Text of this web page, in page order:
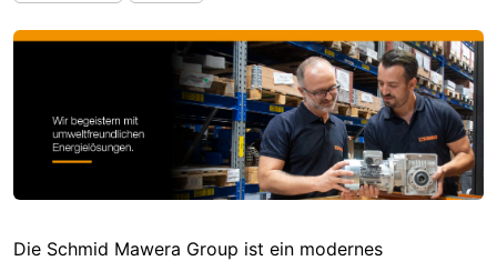
Die Schmid Mawera Group ist ein modernes